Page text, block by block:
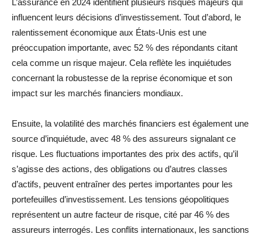
L’assurance en 2024 identifient plusieurs risques majeurs qui
influencent leurs décisions d’investissement. Tout d’abord, le
ralentissement économique aux États-Unis est une
préoccupation importante, avec 52 % des répondants citant
cela comme un risque majeur. Cela reflète les inquiétudes
concernant la robustesse de la reprise économique et son
impact sur les marchés financiers mondiaux.
Ensuite, la volatilité des marchés financiers est également une
source d’inquiétude, avec 48 % des assureurs signalant ce
risque. Les fluctuations importantes des prix des actifs, qu’il
s’agisse des actions, des obligations ou d’autres classes
d’actifs, peuvent entraîner des pertes importantes pour les
portefeuilles d’investissement. Les tensions géopolitiques
représentent un autre facteur de risque, cité par 46 % des
assureurs interrogés. Les conflits internationaux, les sanctions